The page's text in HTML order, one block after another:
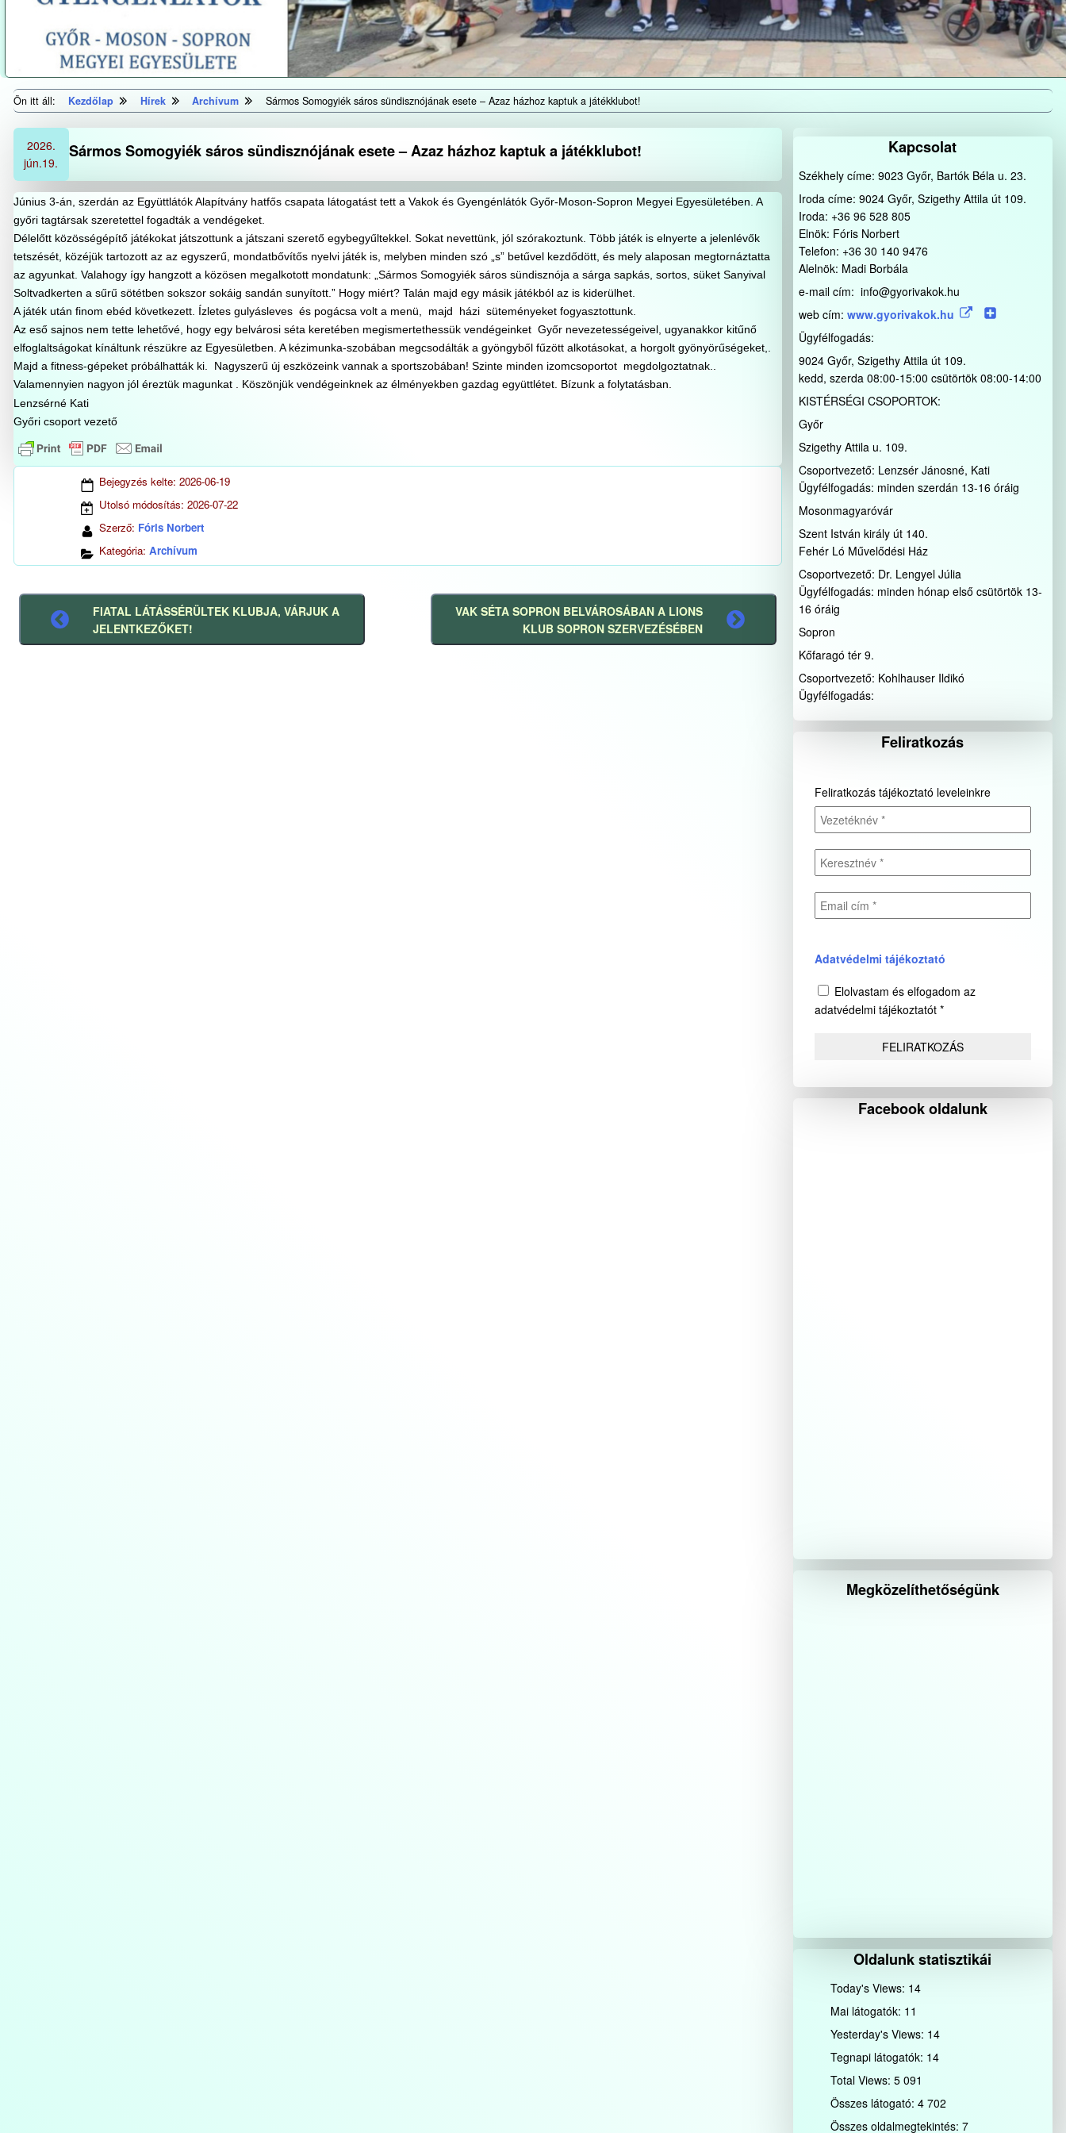
Ön itt áll: Kezdőlap Hírek Archívum Sármos Somogyiék sáros sündisznójának esete – Azaz házhoz kaptuk a játékklubot!
Sármos Somogyiék sáros sündisznójának esete – Azaz házhoz kaptuk a játékklubot!
2026.
jún.19.
Június 3-án, szerdán az Együttlátók Alapítvány hatfős csapata látogatást tett a Vakok és Gyengénlátók Győr-Moson-Sopron Megyei Egyesületében. A
győri tagtársak szeretettel fogadták a vendégeket.
Délelőtt közösségépítő játékokat játszottunk a játszani szerető egybegyűltekkel. Sokat nevettünk, jól szórakoztunk. Több játék is elnyerte a jelenlévők
tetszését, közéjük tartozott az az egyszerű, mondatbővítős nyelvi játék is, melyben minden szó „s” betűvel kezdődött, és mely alaposan megtornáztatta
az agyunkat. Valahogy így hangzott a közösen megalkotott mondatunk: „Sármos Somogyiék sáros sündisznója a sárga sapkás, sortos, süket Sanyival
Soltvadkerten a sűrű sötétben sokszor sokáig sandán sunyított.” Hogy miért? Talán majd egy másik játékból az is kiderülhet.
A játék után finom ebéd következett. Ízletes gulyásleves és pogácsa volt a menü, majd házi süteményeket fogyasztottunk.
Az eső sajnos nem tette lehetővé, hogy egy belvárosi séta keretében megismertethessük vendégeinket Győr nevezetességeivel, ugyanakkor kitűnő
elfoglaltságokat kínáltunk részükre az Egyesületben. A kézimunka-szobában megcsodálták a gyöngyből fűzött alkotásokat, a horgolt gyönyörűségeket,.
Majd a fitness-gépeket próbálhatták ki. Nagyszerű új eszközeink vannak a sportszobában! Szinte minden izomcsoportot megdolgoztatnak..
Valamennyien nagyon jól éreztük magunkat . Köszönjük vendégeinknek az élményekben gazdag együttlétet. Bízunk a folytatásban.
Lenzsérné Kati
Győri csoport vezető
Bejegyzés kelte: 2026-06-19
Utolsó módosítás: 2026-07-22
Szerző: Fóris Norbert
Kategória: Archívum
Előző
bejegyzés
FIATAL LÁTÁSSÉRÜLTEK KLUBJA, VÁRJUK A
JELENTKEZŐKET!
bejegyzés
VAK SÉTA SOPRON BELVÁROSÁBAN A LIONS
KLUB SOPRON SZERVEZÉSÉBEN
Kapcsolat
Székhely címe: 9023 Győr, Bartók Béla u. 23.
Iroda címe: 9024 Győr, Szigethy Attila út 109.
Iroda: +36 96 528 805
Elnök: Fóris Norbert
Telefon: +36 30 140 9476
Alelnök: Madi Borbála
e-mail cím: info@gyorivakok.hu
web cím: www.gyorivakok.hu
Ügyfélfogadás:
9024 Győr, Szigethy Attila út 109.
kedd, szerda 08:00-15:00 csütörtök 08:00-14:00
KISTÉRSÉGI CSOPORTOK:
Győr
Szigethy Attila u. 109.
Csoportvezető: Lenzsér Jánosné, Kati
Ügyfélfogadás: minden szerdán 13-16 óráig
Mosonmagyaróvár
Szent István király út 140.
Fehér Ló Művelődési Ház
Csoportvezető: Dr. Lengyel Júlia
Ügyfélfogadás: minden hónap első csütörtök 13-
16 óráig
Sopron
Kőfaragó tér 9.
Csoportvezető: Kohlhauser Ildikó
Ügyfélfogadás:
Feliratkozás
Feliratkozás tájékoztató leveleinkre
Adatvédelmi tájékoztató
Elolvastam és elfogadom az
adatvédelmi tájékoztatót *
Facebook oldalunk
Megközelíthetőségünk
Oldalunk statisztikái
Today's Views: 14
Mai látogatók: 11
Yesterday's Views: 14
Tegnapi látogatók: 14
Total Views:5 091
Összes látogató:4 702
Összes oldalmegtekintés:7